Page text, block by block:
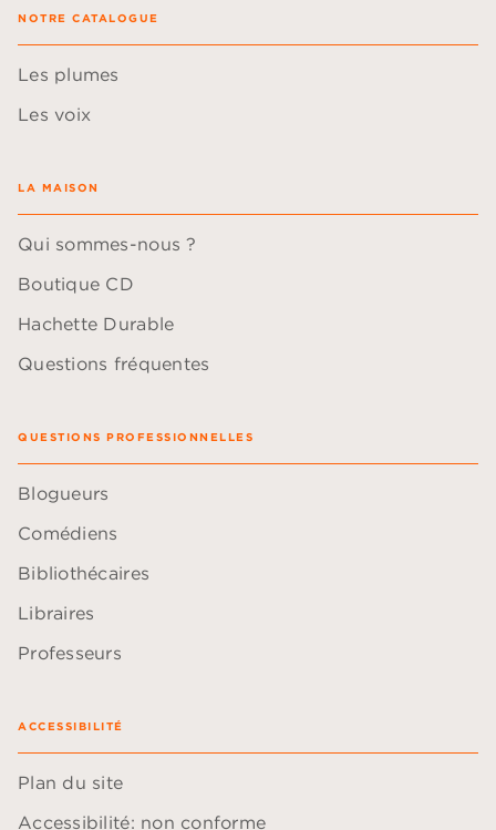
NOTRE CATALOGUE
Les plumes
Les voix
LA MAISON
Qui sommes-nous ?
Boutique CD
Hachette Durable
Questions fréquentes
QUESTIONS PROFESSIONNELLES
Blogueurs
Comédiens
Bibliothécaires
Libraires
Professeurs
ACCESSIBILITÉ
Plan du site
Accessibilité: non conforme